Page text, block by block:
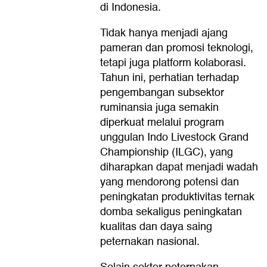
di Indonesia.
Tidak hanya menjadi ajang
pameran dan promosi teknologi,
tetapi juga platform kolaborasi.
Tahun ini, perhatian terhadap
pengembangan subsektor
ruminansia juga semakin
diperkuat melalui program
unggulan Indo Livestock Grand
Championship (ILGC), yang
diharapkan dapat menjadi wadah
yang mendorong potensi dan
peningkatan produktivitas ternak
domba sekaligus peningkatan
kualitas dan daya saing
peternakan nasional.